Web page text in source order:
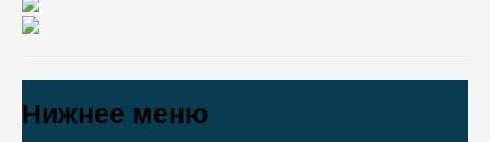
Нижнее меню